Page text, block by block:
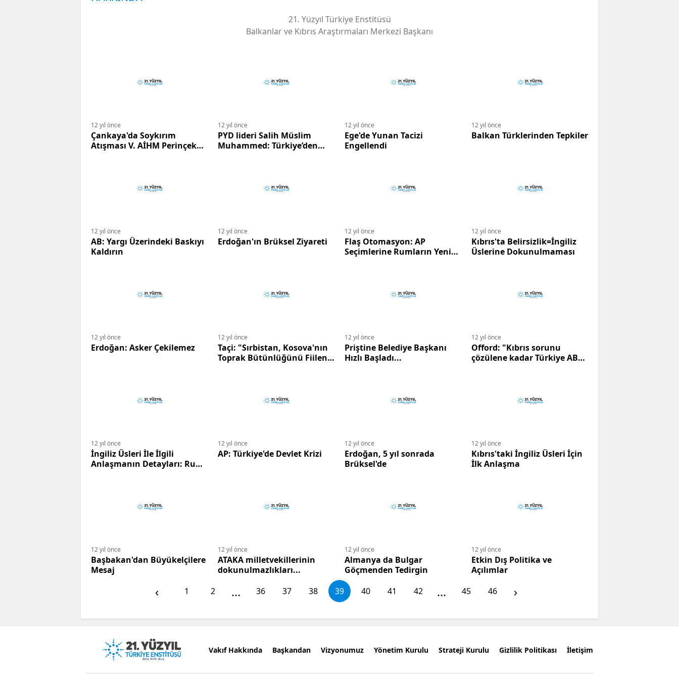
21. Yüzyıl Türkiye Enstitüsü
Balkanlar ve Kıbrıs Araştırmaları Merkezi Başkanı
12 yıl önce
Çankaya'da Soykırım
Atışması V. AİHM Perinçek
12 yıl önce
PYD lideri Salih Müslim
Muhammed: Türkiye’den
12 yıl önce
Ege'de Yunan Tacizi
Engellendi
12 yıl önce
Balkan Türklerinden Tepkiler
12 yıl önce
AB: Yargı Üzerindeki Baskıyı
Kaldırın
12 yıl önce
Erdoğan'ın Brüksel Ziyareti
12 yıl önce
Flaş Otomasyon: AP
Seçimlerine Rumların Yeni
12 yıl önce
Kıbrıs'ta Belirsizlik=İngiliz
Üslerine Dokunulmaması
12 yıl önce
Erdoğan: Asker Çekilemez
12 yıl önce
Taçi: "Sırbistan, Kosova'nın
Toprak Bütünlüğünü Fiilen
12 yıl önce
Priştine Belediye Başkanı
Hızlı Başladı...
12 yıl önce
Offord: "Kıbrıs sorunu
çözülene kadar Türkiye AB
12 yıl önce
İngiliz Üsleri İle İlgili
Anlaşmanın Detayları: Rum
12 yıl önce
AP: Türkiye'de Devlet Krizi
12 yıl önce
Erdoğan, 5 yıl sonrada
Brüksel'de
12 yıl önce
Kıbrıs'taki İngiliz Üsleri İçin
İlk Anlaşma
12 yıl önce
Başbakan'dan Büyükelçilere
Mesaj
12 yıl önce
ATAKA milletvekillerinin
dokunulmazlıkları...
12 yıl önce
Almanya da Bulgar
Göçmenden Tedirgin
12 yıl önce
Etkin Dış Politika ve
Açılımlar
‹ 1 2 ... 36 37 38 39 40 41 42 ... 45 46 ›
Vakıf Hakkında Başkandan Vizyonumuz Yönetim Kurulu Strateji Kurulu Gizlilik Politikası İletişim